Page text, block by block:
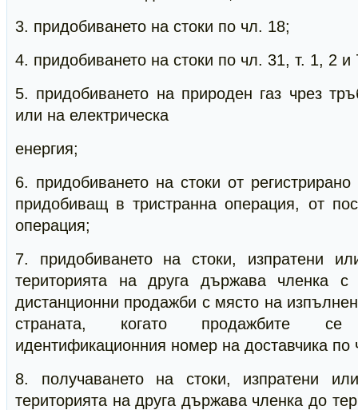
3. придобиването на стоки по чл. 18;
4. придобиването на стоки по чл. 31, т. 1, 2 и
5. придобиването на природен газ чрез
или на електрическа
енергия;
6. придобиването на стоки от
придобиващ в тристранна операция, от
операция;
7. придобиването на стоки, изпратени
територията на друга държава членка
дистанционни продажби с място на
страната, когато продажбите
идентификационния номер на доставчика
8. получаването на стоки, изпратени
територията на друга държава членка до